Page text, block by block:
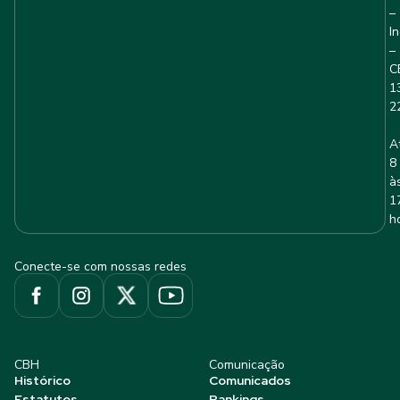
–
–
8
Conecte-se com nossas redes
CBH
Histórico
Comunicação
Comunicados